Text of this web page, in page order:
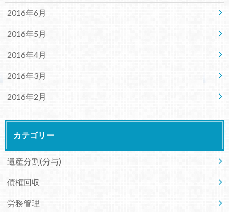
2016年6月
2016年5月
2016年4月
2016年3月
2016年2月
カテゴリー
遺産分割(分与)
債権回収
労務管理